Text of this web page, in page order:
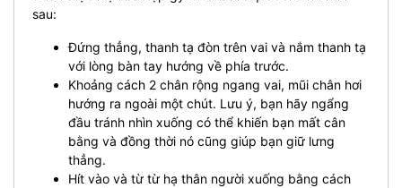
sau:
Đứng thẳng, thanh tạ đòn trên vai và nắm thanh tạ
với lòng bàn tay hướng về phía trước.
Khoảng cách 2 chân rộng ngang vai, mũi chân hơi
hướng ra ngoài một chút. Lưu ý, bạn hãy ngẩng
đầu tránh nhìn xuống có thể khiến bạn mất cân
bằng và đồng thời nó cũng giúp bạn giữ lưng
thẳng.
Hít vào và từ từ hạ thân người xuống bằng cách